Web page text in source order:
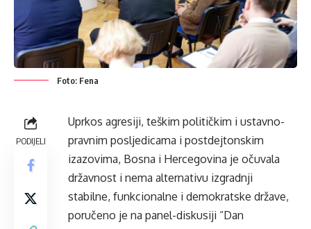
Foto: Fena
PODIJELI
Uprkos agresiji, teškim političkim i ustavno-
pravnim posljedicama i postdejtonskim
izazovima, Bosna i Hercegovina je očuvala
državnost i nema alternativu izgradnji
stabilne, funkcionalne i demokratske države,
poručeno je na panel-diskusiji “Dan